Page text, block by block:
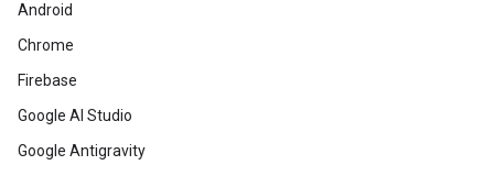
Android
Chrome
Firebase
Google AI Studio
Google Antigravity